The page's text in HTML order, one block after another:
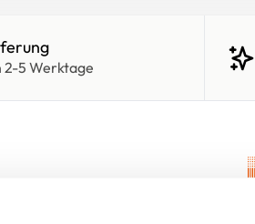
2-5 Werktage
tolles